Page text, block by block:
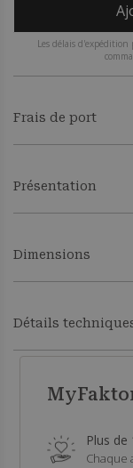
Les délais
Frais de port
Présentation
Dimensions
Détails
Plus
Chaque